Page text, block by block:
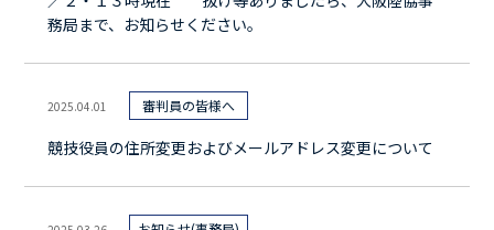
務局まで、お知らせください。
2025.04.01 審判員の皆様へ
競技役員の住所変更およびメールアドレス変更について